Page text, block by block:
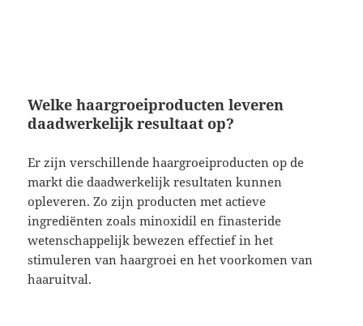
Welke haargroeiproducten leveren
daadwerkelijk resultaat op?
Er zijn verschillende haargroeiproducten op de
markt die daadwerkelijk resultaten kunnen
opleveren. Zo zijn producten met actieve
ingrediënten zoals minoxidil en finasteride
wetenschappelijk bewezen effectief in het
stimuleren van haargroei en het voorkomen van
haaruitval.